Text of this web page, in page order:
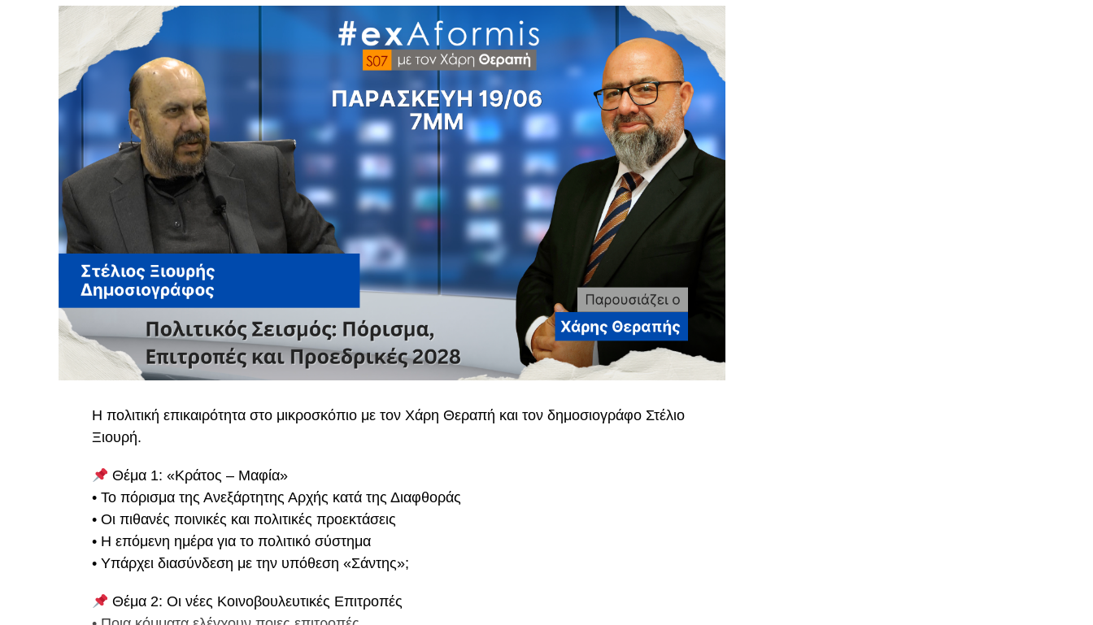
Η πολιτική επικαιρότητα στο μικροσκόπιο με τον Χάρη Θεραπή και τον δημοσιογράφο Στέλιο
Ξιουρή.
Θέμα 1: «Κράτος – Μαφία»
• Το πόρισμα της Ανεξάρτητης Αρχής κατά της Διαφθοράς
• Οι πιθανές ποινικές και πολιτικές προεκτάσεις
• Η επόμενη ημέρα για το πολιτικό σύστημα
• Υπάρχει διασύνδεση με την υπόθεση «Σάντης»;
Θέμα 2: Οι νέες Κοινοβουλευτικές Επιτροπές